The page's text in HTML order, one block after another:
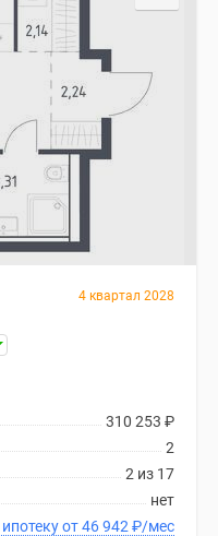
4 квартал 2028
310 253 ₽
2
2 из 17
нет
В ипотеку от 46 942 ₽/мес